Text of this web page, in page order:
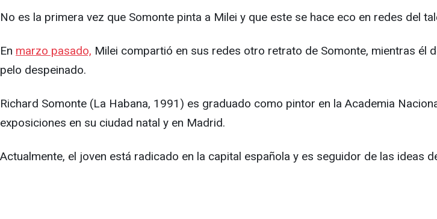
No es la primera vez que Somonte pinta a Milei y que este se hace eco en redes del
En marzo pasado, Milei compartió en sus redes otro retrato de Somonte, mientras
pelo despeinado.
Richard Somonte (La Habana, 1991) es graduado como pintor en la Academia
exposiciones en su ciudad natal y en Madrid.
Actualmente, el joven está radicado en la capital española y es seguidor de las ideas